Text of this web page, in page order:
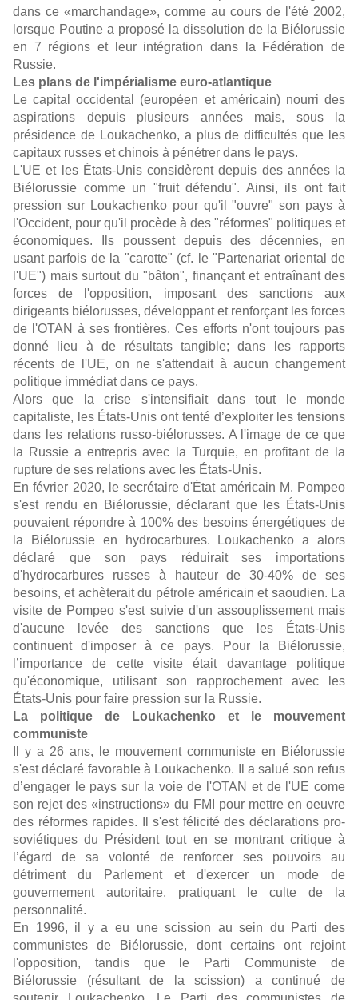
dans ce «marchandage», comme au cours de l'été 2002,
lorsque Poutine a proposé la dissolution de la Biélorussie
en 7 régions et leur intégration dans la Fédération de
Russie.
Les plans de l'impérialisme euro-atlantique
Le capital occidental (européen et américain) nourri des
aspirations depuis plusieurs années mais, sous la
présidence de Loukachenko, a plus de difficultés que les
capitaux russes et chinois à pénétrer dans le pays.
L'UE et les États-Unis considèrent depuis des années la
Biélorussie comme un "fruit défendu". Ainsi, ils ont fait
pression sur Loukachenko pour qu'il "ouvre" son pays à
l'Occident, pour qu'il procède à des "réformes" politiques et
économiques. Ils poussent depuis des décennies, en
usant parfois de la "carotte" (cf. le "Partenariat oriental de
l'UE") mais surtout du "bâton", finançant et entraînant des
forces de l'opposition, imposant des sanctions aux
dirigeants biélorusses, développant et renforçant les forces
de l'OTAN à ses frontières. Ces efforts n'ont toujours pas
donné lieu à de résultats tangible; dans les rapports
récents de l'UE, on ne s'attendait à aucun changement
politique immédiat dans ce pays.
Alors que la crise s'intensifiait dans tout le monde
capitaliste, les États-Unis ont tenté d’exploiter les tensions
dans les relations russo-biélorusses. A l'image de ce que
la Russie a entrepris avec la Turquie, en profitant de la
rupture de ses relations avec les États-Unis.
En février 2020, le secrétaire d'État américain M. Pompeo
s'est rendu en Biélorussie, déclarant que les États-Unis
pouvaient répondre à 100% des besoins énergétiques de
la Biélorussie en hydrocarbures. Loukachenko a alors
déclaré que son pays réduirait ses importations
d'hydrocarbures russes à hauteur de 30-40% de ses
besoins, et achèterait du pétrole américain et saoudien. La
visite de Pompeo s'est suivie d'un assouplissement mais
d'aucune levée des sanctions que les États-Unis
continuent d'imposer à ce pays. Pour la Biélorussie,
l’importance de cette visite était davantage politique
qu'économique, utilisant son rapprochement avec les
États-Unis pour faire pression sur la Russie.
La politique de Loukachenko et le mouvement
communiste
Il y a 26 ans, le mouvement communiste en Biélorussie
s'est déclaré favorable à Loukachenko. Il a salué son refus
d’engager le pays sur la voie de l'OTAN et de l'UE come
son rejet des «instructions» du FMI pour mettre en oeuvre
des réformes rapides. Il s'est félicité des déclarations pro-
soviétiques du Président tout en se montrant critique à
l’égard de sa volonté de renforcer ses pouvoirs au
détriment du Parlement et d'exercer un mode de
gouvernement autoritaire, pratiquant le culte de la
personnalité.
En 1996, il y a eu une scission au sein du Parti des
communistes de Biélorussie, dont certains ont rejoint
l'opposition, tandis que le Parti Communiste de
Biélorussie (résultant de la scission) a continué de